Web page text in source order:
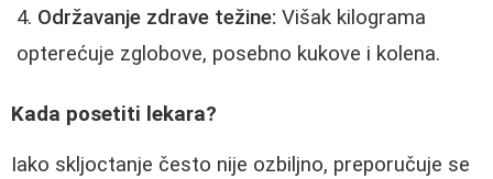
Održavanje zdrave težine: Višak kilograma
opterećuje zglobove, posebno kukove i kolena.
Kada posetiti lekara?
Iako skljoctanje često nije ozbiljno, preporučuje se